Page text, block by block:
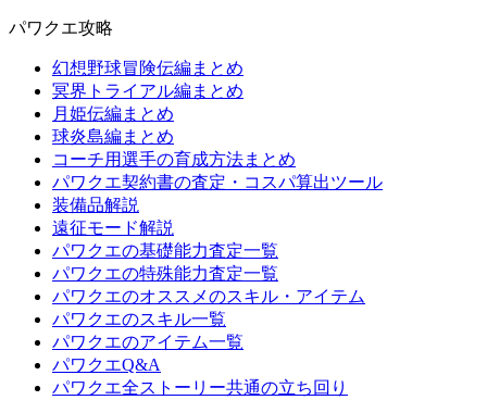
パワクエ攻略
幻想野球冒険伝編まとめ
冥界トライアル編まとめ
月姫伝編まとめ
球炎島編まとめ
コーチ用選手の育成方法まとめ
パワクエ契約書の査定・コスパ算出ツール
装備品解説
遠征モード解説
パワクエの基礎能力査定一覧
パワクエの特殊能力査定一覧
パワクエのオススメのスキル・アイテム
パワクエのスキル一覧
パワクエのアイテム一覧
パワクエQ&A
パワクエ全ストーリー共通の立ち回り